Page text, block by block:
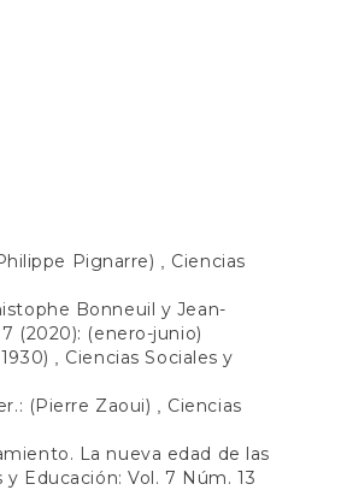
Pignarre) , Ciencias
Bonneuil y Jean-
(2020): (enero-junio)
, Ciencias Sociales y
(Pierre Zaoui) , Ciencias
La nueva edad de las
y Educación: Vol. 7 Núm. 13